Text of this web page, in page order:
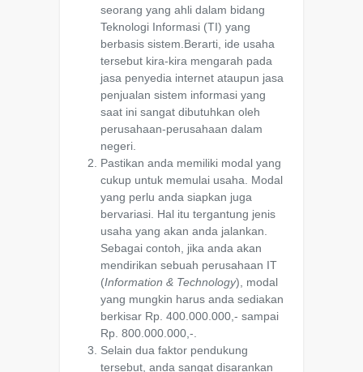
seorang yang ahli dalam bidang
Teknologi Informasi (TI) yang
berbasis sistem.Berarti, ide usaha
tersebut kira-kira mengarah pada
jasa penyedia internet ataupun jasa
penjualan sistem informasi yang
saat ini sangat dibutuhkan oleh
perusahaan-perusahaan dalam
negeri.
Pastikan anda memiliki modal yang
cukup untuk memulai usaha. Modal
yang perlu anda siapkan juga
bervariasi. Hal itu tergantung jenis
usaha yang akan anda jalankan.
Sebagai contoh, jika anda akan
mendirikan sebuah perusahaan IT
(Information & Technology), modal
yang mungkin harus anda sediakan
berkisar Rp. 400.000.000,- sampai
Rp. 800.000.000,-.
Selain dua faktor pendukung
tersebut, anda sangat disarankan